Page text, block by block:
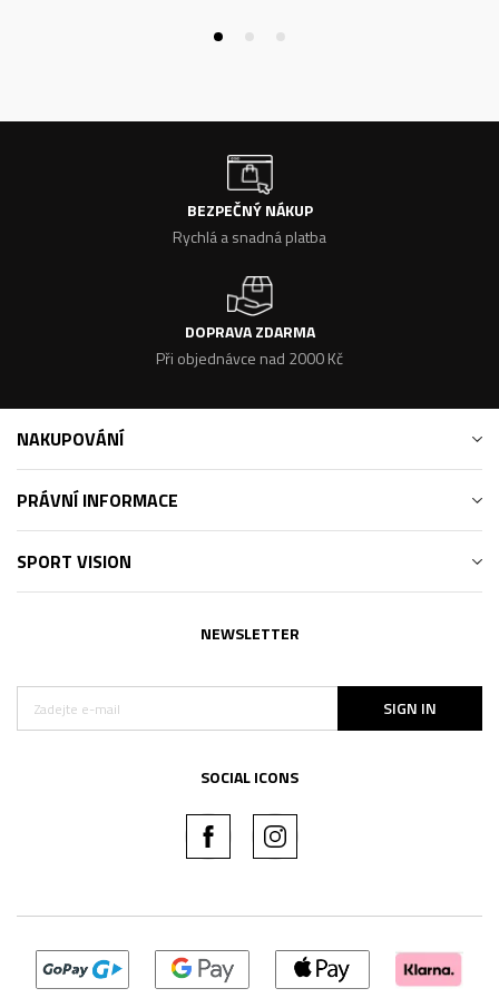
BEZPEČNÝ NÁKUP
Rychlá a snadná platba
DOPRAVA ZDARMA
Při objednávce nad 2000 Kč
NAKUPOVÁNÍ
PRÁVNÍ INFORMACE
SPORT VISION
NEWSLETTER
SIGN IN
SOCIAL ICONS